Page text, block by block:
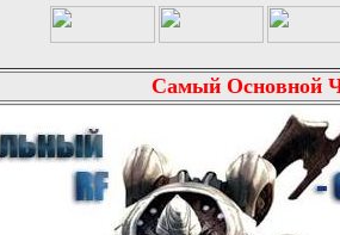
Самый Основной